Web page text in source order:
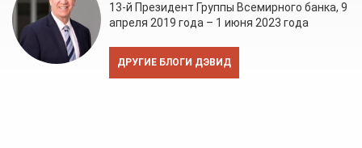
13-й Президент Группы Всемирного банка, 9
апреля 2019 года – 1 июня 2023 года
ДРУГИЕ БЛОГИ ДЭВИД